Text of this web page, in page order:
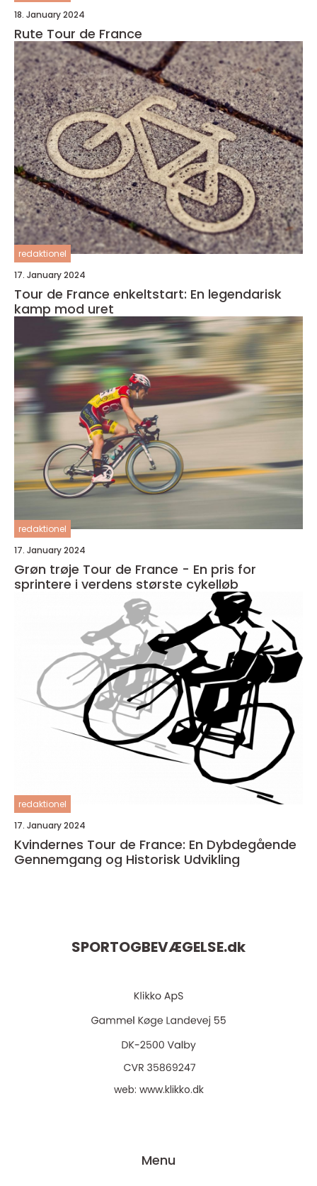
18. January 2024
Rute Tour de France
redaktionel
17. January 2024
Tour de France enkeltstart: En legendarisk
kamp mod uret
redaktionel
17. January 2024
Grøn trøje Tour de France - En pris for
sprintere i verdens største cykelløb
redaktionel
17. January 2024
Kvindernes Tour de France: En Dybdegående
Gennemgang og Historisk Udvikling
SPORTOGBEVÆGELSE.dk
web: www.klikko.dk
Menu